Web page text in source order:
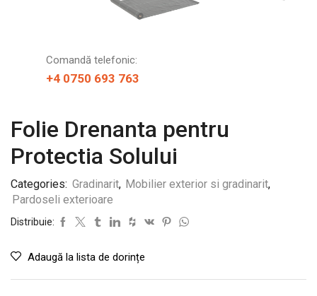
Comandă telefonic:
+4 0750 693 763
Folie Drenanta pentru
Protectia Solului
Categories: Gradinarit, Mobilier exterior si gradinarit,
Pardoseli exterioare
Distribuie:
Adaugă la lista de dorințe